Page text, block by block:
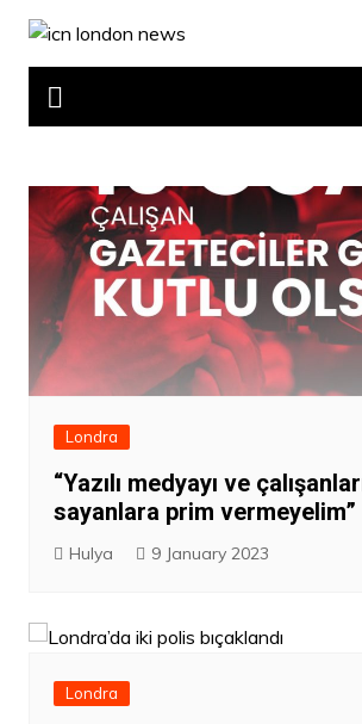
Skip
content
Londra
“Yazılı medyayı ve
sayanlara prim vermeyelim”
Hulya 9 January 2023
Londra